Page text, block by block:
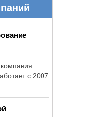
с 2007